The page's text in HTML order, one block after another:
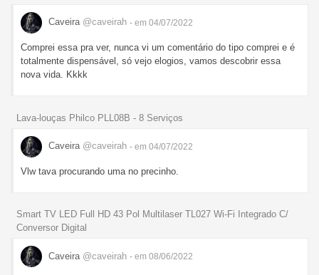
Caveira @caveirah - em 04/07/2022
Comprei essa pra ver, nunca vi um comentário do tipo comprei e é
totalmente dispensável, só vejo elogios, vamos descobrir essa
nova vida. Kkkk
Lava-louças Philco PLL08B - 8 Serviços
Caveira @caveirah - em 04/07/2022
Vlw tava procurando uma no precinho.
Smart TV LED Full HD 43 Pol Multilaser TL027 Wi-Fi Integrado C/
Conversor Digital
Caveira @caveirah - em 08/06/2022